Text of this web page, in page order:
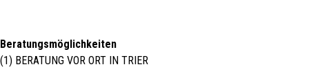
Beratungsmöglichkeiten
(1) BERATUNG VOR ORT IN TRIER